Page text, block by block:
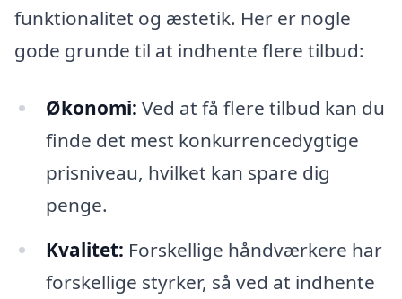
funktionalitet og æstetik. Her er nogle
gode grunde til at indhente flere tilbud:
Økonomi: Ved at få flere tilbud kan du
finde det mest konkurrencedygtige
prisniveau, hvilket kan spare dig
penge.
Kvalitet: Forskellige håndværkere har
forskellige styrker, så ved at indhente